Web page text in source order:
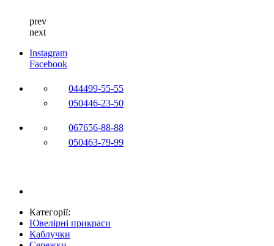
prev
next
Instagram
Facebook
044499-55-55
050446-23-50
067656-88-88
050463-79-99
Категорії:
Ювелірні прикраси
Каблучки